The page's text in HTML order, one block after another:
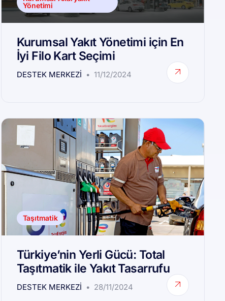
Yönetimi
Kurumsal Yakıt Yönetimi için En
İyi Filo Kart Seçimi
DESTEK MERKEZI 11/12/2024
Taşıtmatik
Türkiye’nin Yerli Gücü: Total
Taşıtmatik ile Yakıt Tasarrufu
DESTEK MERKEZI 28/11/2024